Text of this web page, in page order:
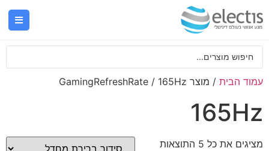
עמוד הבית / מוצר GamingRefreshRate / 165Hz
165Hz
מציגים את כל ⁦5⁩ התוצאות